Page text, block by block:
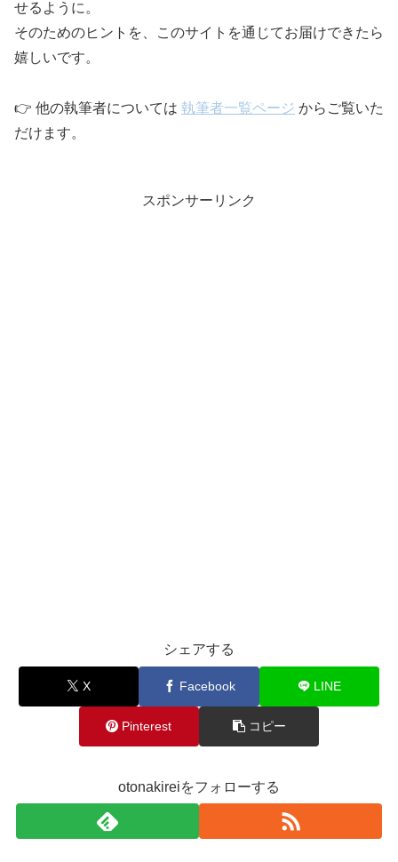
せるように。
そのためのヒントを、このサイトを通じてお届けできたら
嬉しいです。
👉 他の執筆者については 執筆者一覧ページ からご覧いた
だけます。
スポンサーリンク
シェアする
X Facebook LINE
Pinterest コピー
otonakireiをフォローする